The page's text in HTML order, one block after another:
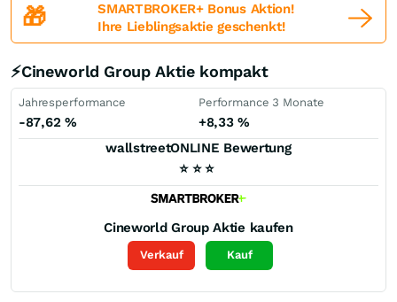
🎁
SMARTBROKER+ Bonus Aktion!
Ihre Lieblingsaktie geschenkt!
⚡Cineworld Group Aktie kompakt
Jahresperformance
-87,62 %
Performance 3 Monate
+8,33%
wallstreetONLINE Bewertung
⭐ ⭐ ⭐
Cineworld Group Aktie kaufen
Verkauf Kauf